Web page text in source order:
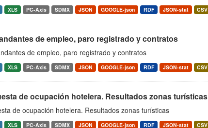
XLS PC-Axis SDMX JSON GOOGLE-json RDF JSON-stat CSV
de empleo, paro registrado y contratos
de empleo, paro registrado y contratos
XLS PC-Axis SDMX JSON GOOGLE-json RDF JSON-stat CSV
de ocupación hotelera. Resultados zonas turísticas
de ocupación hotelera. Resultados zonas turísticas
XLS PC-Axis SDMX JSON GOOGLE-json RDF JSON-stat CSV